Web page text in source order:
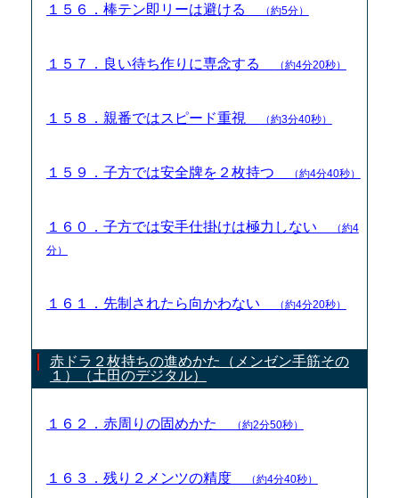
１５６．棒テン即リーは避ける （約5分）
１５７．良い待ち作りに専念する （約4分20秒）
１５８．親番ではスピード重視 （約3分40秒）
１５９．子方では安全牌を２枚持つ （約4分40秒）
１６０．子方では安手仕掛けは極力しない
（約4
分）
１６１．先制されたら向かわない （約4分20秒）
赤ドラ２枚持ちの進めかた（メンゼン手筋その
１）（土田のデジタル）
１６２．赤周りの固めかた （約2分50秒）
１６３．残り２メンツの精度 （約4分40秒）